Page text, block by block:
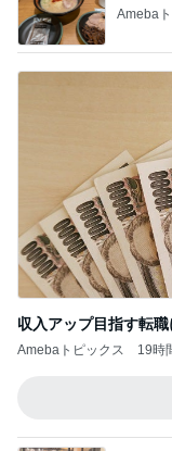
晩酌が
ダレな
Ameba
Ameba